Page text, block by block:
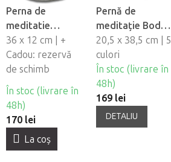
Perna de
meditatie
PRANA
36 x 12 cm | +
Cadou: rezervă
de schimb
În stoc (livrare în
48h)
170 lei
La coş
Pernă de
meditație Bodhi
Zafu Eco
20,5 x 38,5 cm | 5
culori
În stoc (livrare în
48h)
169 lei
DETALIU